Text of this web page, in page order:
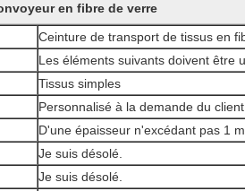
en fibre de verre
Ceinture de transport de tissus en
Les éléments suivants doivent être
Tissus simples
Personnalisé à la demande du client
D'une épaisseur n'excédant pas 1
Je suis désolé.
Je suis désolé.